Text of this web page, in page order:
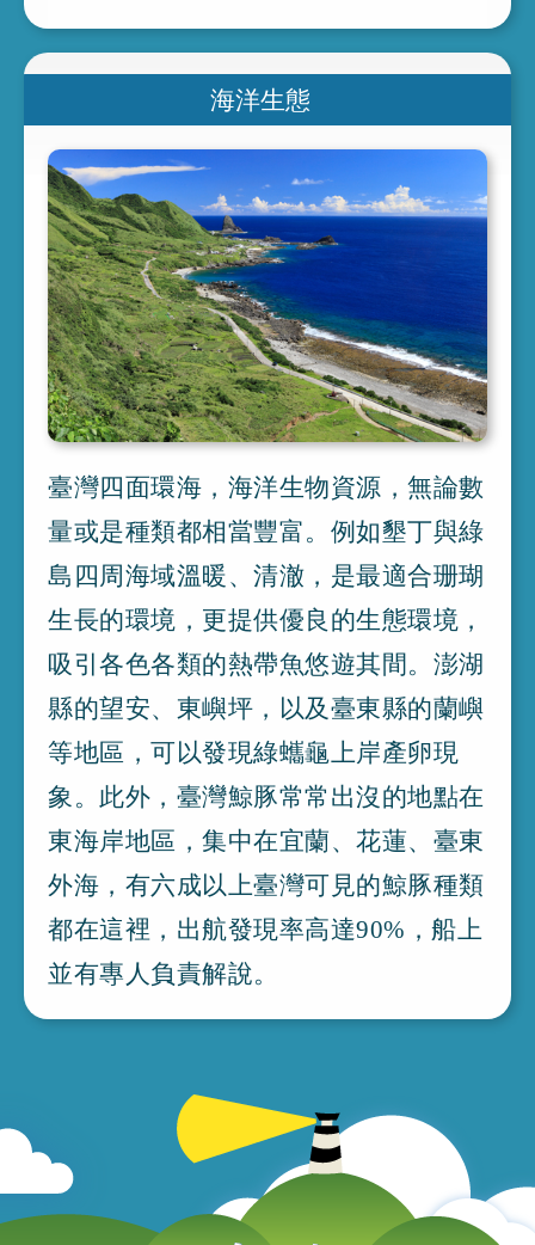
海洋生態
臺灣四面環海 ， 海洋生物資源 ，無論數
量或是種類都相當豐富。 例如墾丁與綠
島四周海域溫暖、清澈 ， 是最適合珊瑚
生長的環境 ， 更提供優良的生態環境 ，
吸引各色各類的熱帶魚悠遊其間 。 澎湖
縣的望安、 東嶼坪 ， 以及臺東縣的蘭嶼
等地區 ，可以發現綠蠵龜上岸產卵現
象 。 此外 ， 臺灣鯨豚常常出沒的地點在
東海岸地區 ，集中在宜蘭、花蓮、 臺東
外海 ， 有六成以上臺灣可見的鯨豚種類
都在這裡 ， 出航發現率高達90% ，船上
並有專人負責解說。